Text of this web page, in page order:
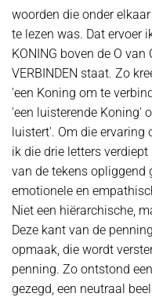
woorden die onder
te lezen was. Dat ervoer
KONING boven de O
VERBINDEN staat. Zo
'een Koning om te
'een luisterende Koning'
luistert'. Om die ervaring
ik die drie letters
van de tekens opliggend
emotionele en
Niet een hiërarchische,
Deze kant van de
opmaak, die wordt
penning. Zo ontstond
gezegd, een neutraal